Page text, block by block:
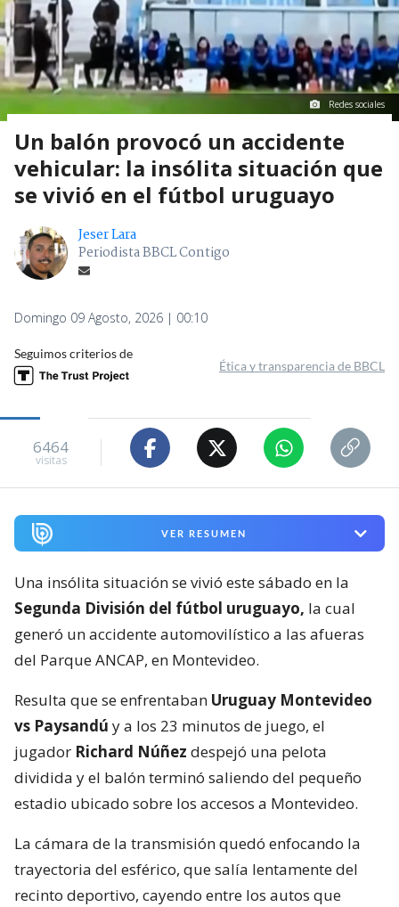
Redes sociales
Un balón provocó un accidente
vehicular: la insólita situación que
se vivió en el fútbol uruguayo
Jeser Lara
Periodista BBCL Contigo
Domingo 09 Agosto, 2026 | 00:10
Seguimos criterios de
Ética y transparencia de BBCL
6464
visitas
VER RESUMEN
Una insólita situación se vivió este sábado en la
Segunda División del fútbol uruguayo, la cual
generó un accidente automovilístico a las afueras
del Parque ANCAP, en Montevideo.
Resulta que se enfrentaban Uruguay Montevideo
vs Paysandú y a los 23 minutos de juego, el
jugador Richard Núñez despejó una pelota
dividida y el balón terminó saliendo del pequeño
estadio ubicado sobre los accesos a Montevideo.
La cámara de la transmisión quedó enfocando la
trayectoria del esférico, que salía lentamente del
recinto deportivo, cayendo entre los autos que